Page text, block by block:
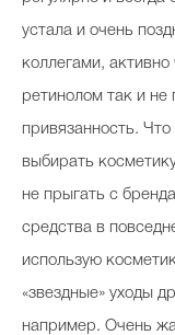
устала и очень
коллегами,
ретинолом так и
привязанность.
выбирать
не прыгать с
средства в
использую
«звездные» уходы
например. Очень